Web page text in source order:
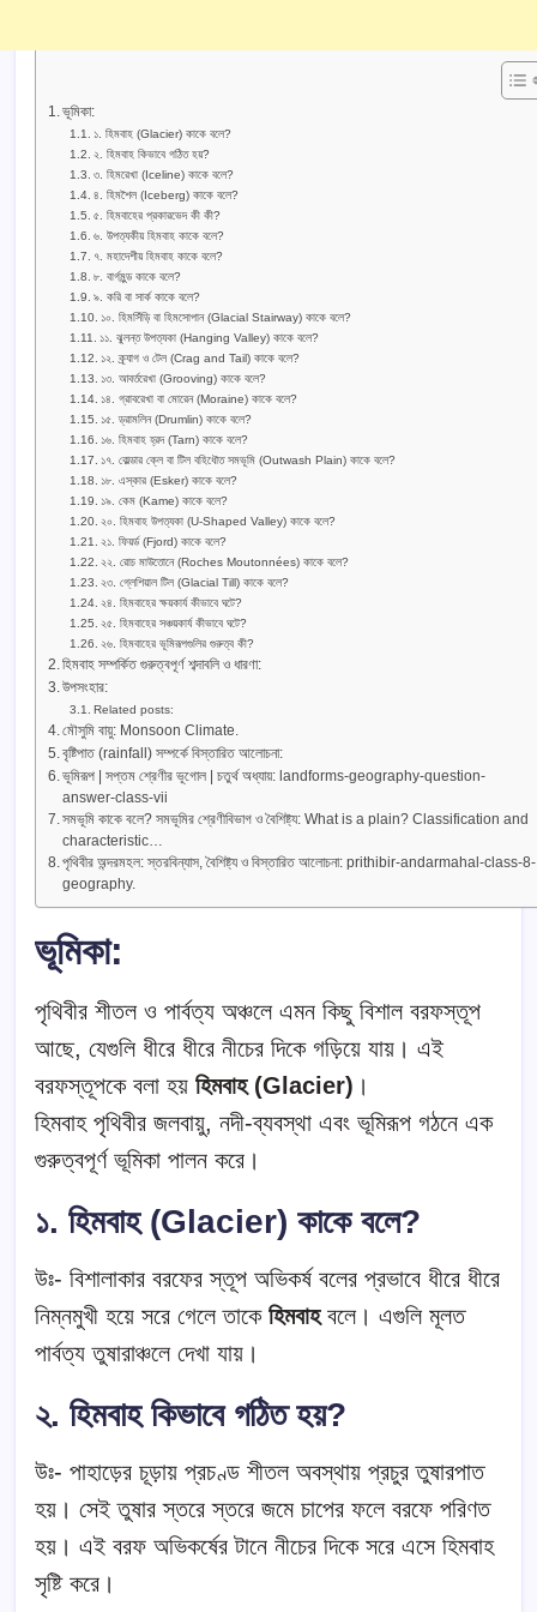
ভূমিকা:
১. হিমবাহ (Glacier) কাকে বলে?
২. হিমবাহ কিভাবে গঠিত হয়?
৩. হিমরেখা (Iceline) কাকে বলে?
৪. হিমশৈল (Iceberg) কাকে বলে?
৫. হিমবাহের প্রকারভেদ কী কী?
৬. উপত্যকীয় হিমবাহ কাকে বলে?
৭. মহাদেশীয় হিমবাহ কাকে বলে?
৮. বার্গমুন্ড কাকে বলে?
৯. করি বা সার্ক কাকে বলে?
১০. হিমসিঁড়ি বা হিমসোপান (Glacial Stairway) কাকে বলে?
১১. ঝুলন্ত উপত্যকা (Hanging Valley) কাকে বলে?
১২. ক্র্যাগ ও টেল (Crag and Tail) কাকে বলে?
১৩. আবর্তরেখা (Grooving) কাকে বলে?
১৪. গ্রাবরেখা বা মোরেন (Moraine) কাকে বলে?
১৫. ড্রামলিন (Drumlin) কাকে বলে?
১৬. হিমবাহ হ্রদ (Tarn) কাকে বলে?
১৭. বোল্ডার ক্লে বা টিল বহিধৌত সমভূমি (Outwash Plain) কাকে বলে?
১৮. এস্কার (Esker) কাকে বলে?
১৯. কেম (Kame) কাকে বলে?
২০. হিমবাহ উপত্যকা (U-Shaped Valley) কাকে বলে?
২১. ফিয়র্ড (Fjord) কাকে বলে?
২২. রোচ মাউতোনে (Roches Moutonnées) কাকে বলে?
২৩. গ্লেশিয়াল টিল (Glacial Till) কাকে বলে?
২৪. হিমবাহের ক্ষয়কার্য কীভাবে ঘটে?
২৫. হিমবাহের সঞ্চয়কার্য কীভাবে ঘটে?
২৬. হিমবাহের ভূমিরূপগুলির গুরুত্ব কী?
হিমবাহ সম্পর্কিত গুরুত্বপূর্ণ শব্দাবলি ও ধারণা:
উপসংহার:
Related posts:
মৌসুমি বায়ু: Monsoon Climate.
বৃষ্টিপাত (rainfall) সম্পর্কে বিস্তারিত আলোচনা:
ভূমিরূপ | সপ্তম শ্রেণীর ভূগোল | চতুর্থ অধ্যায়: landforms-geography-question-
answer-class-vii
সমভূমি কাকে বলে? সমভূমির শ্রেণীবিভাগ ও বৈশিষ্ট্য: What is a plain? Classification and
characteristic…
পৃথিবীর অন্দরমহল: স্তরবিন্যাস, বৈশিষ্ট্য ও বিস্তারিত আলোচনা: prithibir-andarmahal-class-8-
geography.
ভূমিকা:
পৃথিবীর শীতল ও পার্বত্য অঞ্চলে এমন কিছু বিশাল বরফস্তূপ
আছে, যেগুলি ধীরে ধীরে নীচের দিকে গড়িয়ে যায়। এই
বরফস্তূপকে বলা হয় হিমবাহ (Glacier) ।
হিমবাহ পৃথিবীর জলবায়ু, নদী-ব্যবস্থা এবং ভূমিরূপ গঠনে এক
গুরুত্বপূর্ণ ভূমিকা পালন করে।
১. হিমবাহ (Glacier) কাকে বলে?
উঃ- বিশালাকার বরফের স্তূপ অভিকর্ষ বলের প্রভাবে ধীরে ধীরে
নিম্নমুখী হয়ে সরে গেলে তাকে হিমবাহবলে। এগুলি মূলত
পার্বত্য তুষারাঞ্চলে দেখা যায়।
২. হিমবাহ কিভাবে গঠিত হয়?
উঃ- পাহাড়ের চূড়ায় প্রচণ্ড শীতল অবস্থায় প্রচুর তুষারপাত
হয়। সেই তুষার স্তরে স্তরে জমে চাপের ফলে বরফে পরিণত
হয়। এই বরফ অভিকর্ষের টানে নীচের দিকে সরে এসে হিমবাহ
সৃষ্টি করে।